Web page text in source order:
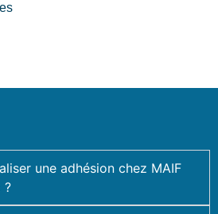
une adhésion chez MAIF
?